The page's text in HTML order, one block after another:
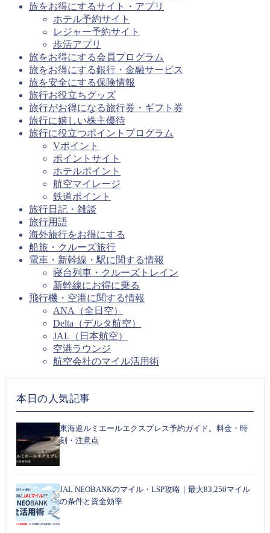
旅をお得にするサイト・アプリ
ホテル予約サイト
レジャー予約サイト
歩活アプリ
旅をお得にする会員プログラム
旅をお得にする銀行・金融サービス
旅を安全にする保険情報
旅行お役立ちグッズ
旅行がお得になる旅行券・ギフト券
旅行に嬉しい株主優待
旅行に役立つポイントプログラム
Vポイント
ポイントサイト
ホテルポイント
航空マイレージ
鉄道ポイント
旅行日記・雑談
旅行用語
海外旅行をお得にする
船旅・クルーズ旅行
電車・新幹線・駅に関する情報
寝台列車・クルーズトレイン
新幹線にお得に乗る
飛行機・空港に関する情報
ANA（全日空）
Delta（デルタ航空）
JAL（日本航空）
空港ラウンジ
航空会社のマイル活用術
本日の人気記事
東海道ルミエールエクスプレス予約ガイド。料金・時
刻・注意点
JAL NEOBANKのマイル・LSP攻略｜最大83,250マイル
の条件と資金効率